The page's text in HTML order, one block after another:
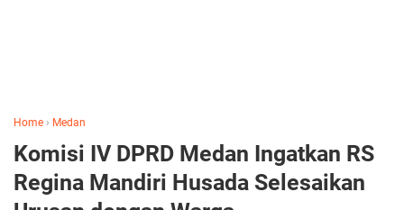
Home › Medan
Komisi IV DPRD Medan Ingatkan RS
Regina Mandiri Husada Selesaikan